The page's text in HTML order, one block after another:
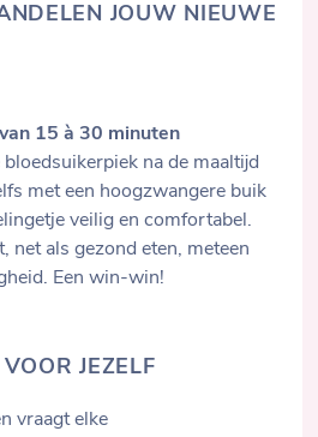
JOUW NIEUWE
15 à 30 minuten
na de maaltijd
met een hoogzwangere buik
veilig en comfortabel.
net als gezond eten, meteen
Een win-win!
JEZELF
vraagt elke